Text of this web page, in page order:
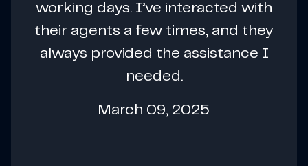
working days. I’ve interacted with
their agents a few times, and they
always provided the assistance I
needed.
March 09, 2025